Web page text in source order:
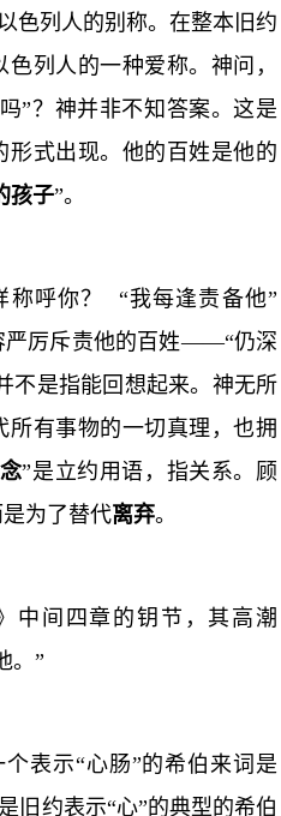
色列人的别称。在整本旧约
列人的一种爱称。神问，
”？神并非不知答案。这是
形式出现。他的百姓是他的
孩子”。
呼你？
“我每逢责备他”
厉斥责他的百姓——“仍深
不是指能回想起来。神无所
所有事物的一切真理，也拥
”是立约用语，指关系。顾
为了替代离弃。
中间四章的钥节，其高潮
。”
表示“心肠”的希伯来词是
旧约表示“心”的典型的希伯